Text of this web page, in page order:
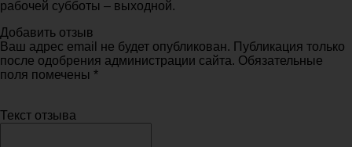
рабочей субботы – выходной.
Добавить отзыв
Ваш адрес email не будет опубликован. Публикация только
после одобрения администрации сайта. Обязательные
поля помечены *
Текст отзыва